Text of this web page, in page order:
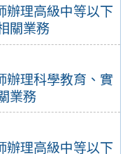
辦理高級中等以下
關業務
辦理科學教育、實
業務
辦理高級中等以下